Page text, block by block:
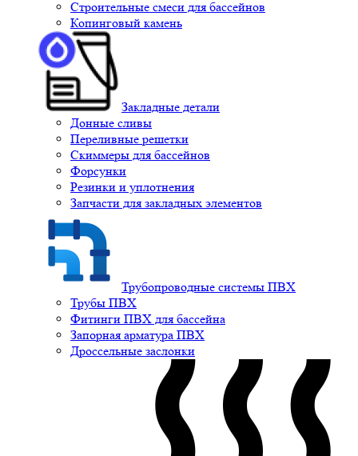
Строительные смеси для бассейнов
Копинговый камень
Закладные детали
Донные сливы
Переливные решетки
Скиммеры для бассейнов
Форсунки
Резинки и уплотнения
Запчасти для закладных элементов
Трубопроводные системы ПВХ
Трубы ПВХ
Фитинги ПВХ для бассейна
Запорная арматура ПВХ
Дроссельные заслонки